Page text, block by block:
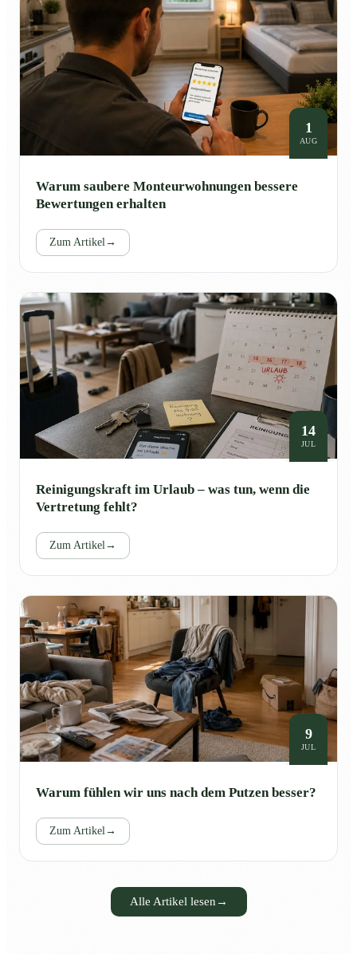
1
AUG
Warum saubere Monteurwohnungen bessere
Bewertungen erhalten
Zum Artikel →
14
JUL
Reinigungskraft im Urlaub – was tun, wenn die
Vertretung fehlt?
Zum Artikel →
9
JUL
Warum fühlen wir uns nach dem Putzen besser?
Zum Artikel →
Alle Artikel lesen →